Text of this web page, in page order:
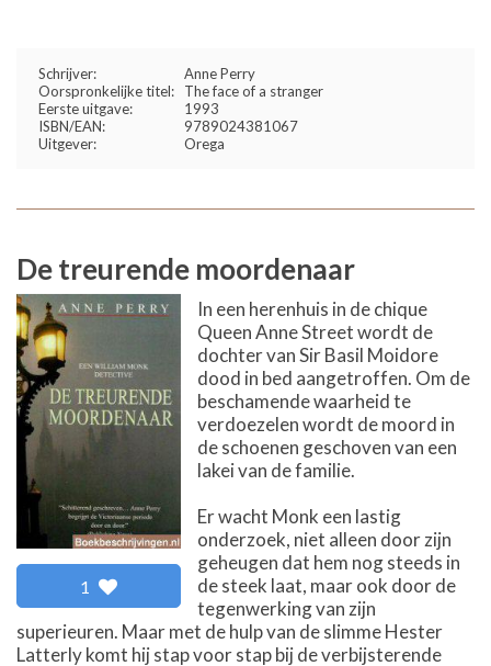
Schrijver:
Anne Perry
Oorspronkelijke titel:
The face of a stranger
Eerste uitgave:
1993
ISBN/EAN:
9789024381067
Uitgever:
Orega
De treurende moordenaar
1
In een herenhuis in de chique
Queen Anne Street wordt de
dochter van Sir Basil Moidore
dood in bed aangetroffen. Om de
beschamende waarheid te
verdoezelen wordt de moord in
de schoenen geschoven van een
lakei van de familie.
Er wacht Monk een lastig
onderzoek, niet alleen door zijn
geheugen dat hem nog steeds in
de steek laat, maar ook door de
tegenwerking van zijn
superieuren. Maar met de hulp van de slimme Hester
Latterly komt hij stap voor stap bij de verbijsterende